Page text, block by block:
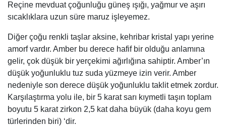
Reçine mevduat çoğunluğu güneş ışığı, yağmur ve aşırı
sıcaklıklara uzun süre maruz işleyemez.
Diğer çoğu renkli taşlar aksine, kehribar kristal yapı yerine
amorf vardır. Amber bu derece hafif bir olduğu anlamına
gelir, çok düşük bir yerçekimi ağırlığına sahiptir. Amber’ın
düşük yoğunluklu tuz suda yüzmeye izin verir. Amber
nedeniyle son derece düşük yoğunluklu taklit etmek zordur.
Karşılaştırma yolu ile, bir 5 karat sarı kıymetli taşın toplam
boyutu 5 karat zirkon 2,5 kat daha büyük (daha koyu gem
türlerinden biri) ‘dir.